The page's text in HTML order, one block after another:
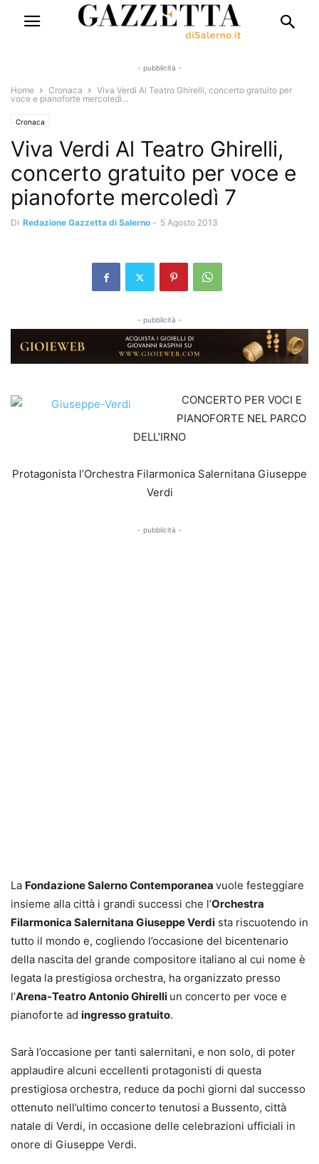
- pubblicità -
Home Cronaca
Viva Verdi Al Teatro Ghirelli, concerto gratuito per
voce e pianoforte mercoledì...
Cronaca
Viva Verdi Al Teatro Ghirelli,
concerto gratuito per voce e
pianoforte mercoledì 7
Di Redazione Gazzetta di Salerno - 5 Agosto 2013
- pubblicità -
CONCERTO PER VOCI E
PIANOFORTE NEL PARCO
DELL’IRNO
Protagonista l’Orchestra Filarmonica Salernitana Giuseppe
Verdi
- pubblicità -
La Fondazione Salerno Contemporanea vuole festeggiare
insieme alla città i grandi successi che l’Orchestra
Filarmonica Salernitana Giuseppe Verdi sta riscuotendo in
tutto il mondo e, cogliendo l’occasione del bicentenario
della nascita del grande compositore italiano al cui nome è
legata la prestigiosa orchestra, ha organizzato presso
l’Arena-Teatro Antonio Ghirelli un concerto per voce e
pianoforte ad ingresso gratuito.
Sarà l’occasione per tanti salernitani, e non solo, di poter
applaudire alcuni eccellenti protagonisti di questa
prestigiosa orchestra, reduce da pochi giorni dal successo
ottenuto nell’ultimo concerto tenutosi a Bussento, città
natale di Verdi, in occasione delle celebrazioni ufficiali in
onore di Giuseppe Verdi.